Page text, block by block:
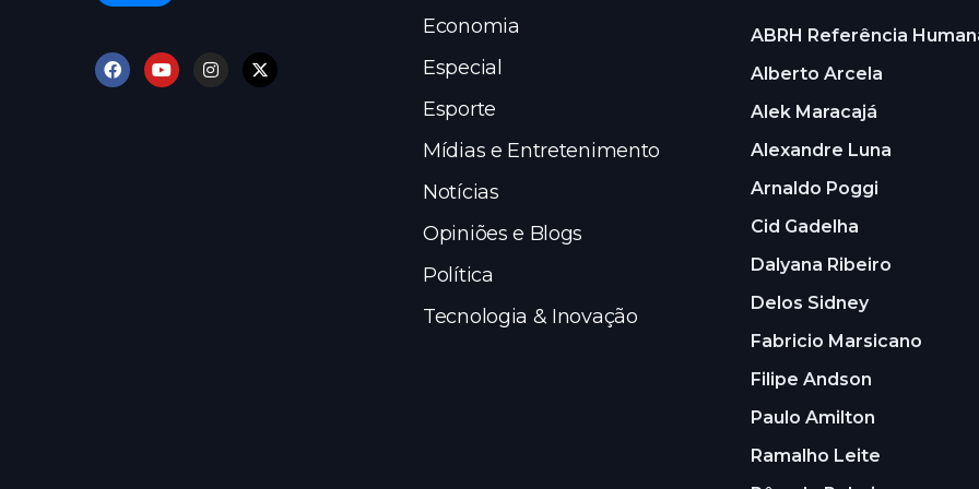
Economia
Especial
Esporte
Mídias e Entretenimento
Notícias
Opiniões e Blogs
Política
Tecnologia & Inovação
ABRH Referência
Alberto Arcela
Alek Maracajá
Alexandre Luna
Arnaldo Poggi
Cid Gadelha
Dalyana Ribeiro
Delos Sidney
Fabricio Marsicano
Filipe Andson
Paulo Amilton
Ramalho Leite